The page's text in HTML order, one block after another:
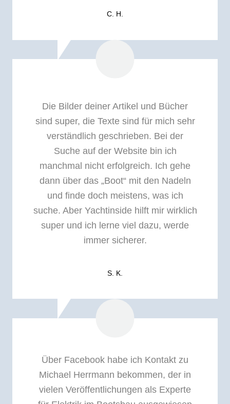
C. H.
Die Bilder deiner Artikel und Bücher
sind super, die Texte sind für mich sehr
verständlich geschrieben. Bei der
Suche auf der Website bin ich
manchmal nicht erfolgreich. Ich gehe
dann über das „Boot“ mit den Nadeln
und finde doch meistens, was ich
suche. Aber Yachtinside hilft mir wirklich
super und ich lerne viel dazu, werde
immer sicherer.
S. K.
Über Facebook habe ich Kontakt zu
Michael Herrmann bekommen, der in
vielen Veröffentlichungen als Experte